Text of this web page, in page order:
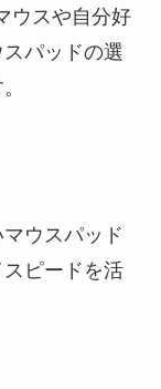
ウスや自分好
パッドの選
ウスパッド
ピードを活